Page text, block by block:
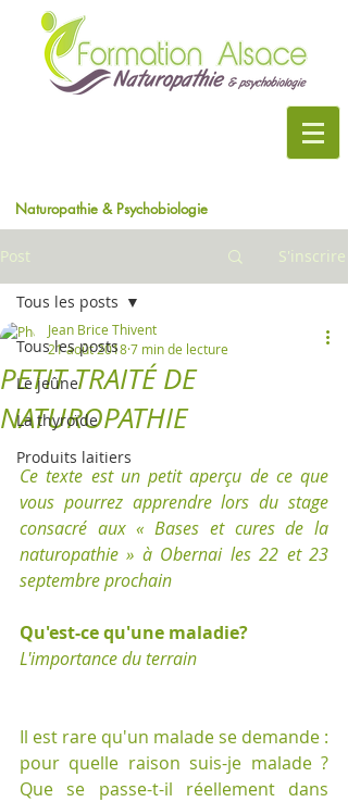
Naturopathie & Psychobiologie
Post S'inscrire
Tous les posts
Le jeûne
La thyroïde
Produits laitiers
Tous les posts
PETIT TRAITÉ DE
NATUROPATHIE
Jean Brice Thivent
21 août 20187 min de lecture
Ce texte est un petit aperçu de ce que
vous pourrez apprendre lors du stage
consacré aux « Bases et cures de la
naturopathie » à Obernai les 22 et 23
septembre prochain
Qu'est-ce qu'une maladie?
L'importance du terrain
Il est rare qu'un malade se demande :
pour quelle raison suis-je malade ?
Que se passe-t-il réellement dans